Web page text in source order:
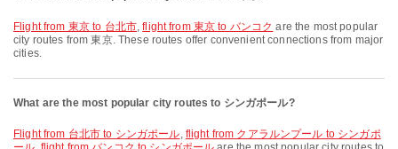
flight from 東京 to 台北市,flight from 東京 to バンコク are the most popular
city routes from 東京. These routes offer convenient connections from major
cities.
What are the most popular city routes to シンガポール?
flight from 台北市 to シンガポール, flight from クアラルンプール to シンガポ